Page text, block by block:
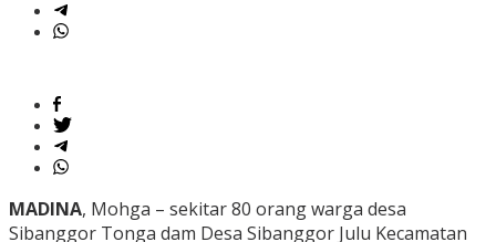
MADINA, Mohga – sekitar 80 orang warga desa
Sibanggor Tonga dam Desa Sibanggor Julu Kecamatan